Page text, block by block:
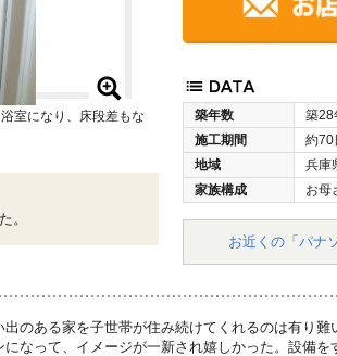
築年数
築28
施工期間
約70
地域
兵庫
家族構成
お母
お近くの「パナ
室になり、床段差もな
。
のある家を子世帯が住み続けてくれるのは有り
なって、イメージが一新され嬉しかった。設備